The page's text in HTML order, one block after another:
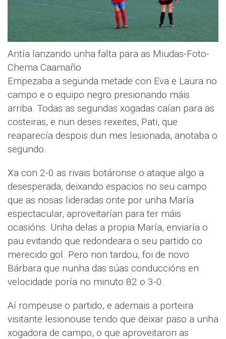
Antía lanzando unha falta para as Miudas-Foto-
Chema Caamaño
Empezaba a segunda metade con Eva e Laura no
campo e o equipo negro presionando máis
arriba. Todas as segundas xogadas caían para as
costeiras, e nun deses rexeites, Pati, que
reaparecía despois dun mes lesionada, anotaba o
segundo.
Xa con 2-0 as rivais botáronse o ataque algo a
desesperada, deixando espacios no seu campo
que as nosas lideradas onte por unha María
espectacular, aproveitarían para ter máis
ocasións. Unha delas a propia María, enviaría o
pau evitando que redondeara o seu partido co
merecido gol. Pero non tardou, foi de novo
Bárbara que nunha das súas conduccións en
velocidade poría no minuto 82 o 3-0.
Aí rompeuse o partido, e ademais a porteira
visitante lesionouse tendo que deixar paso a unha
xogadora de campo, o que aproveitaron as